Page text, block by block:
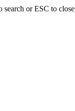
search or ESC to close